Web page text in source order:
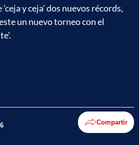
y ceja' dos nuevos récords,
un nuevo torneo con el
Compartir